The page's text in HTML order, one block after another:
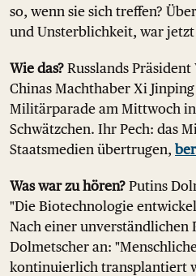
so, wenn sie sich treffen?
und Unsterblichkeit, war
Wie das? Russlands
Chinas Machthaber Xi
Militärparade am Mittwoch
Schwätzchen. Ihr Pech: das
Staatsmedien übertrugen,
Was war zu hören? Putins
"Die Biotechnologie
Nach einer unverständlichen
Dolmetscher an:
kontinuierlich transplantiert